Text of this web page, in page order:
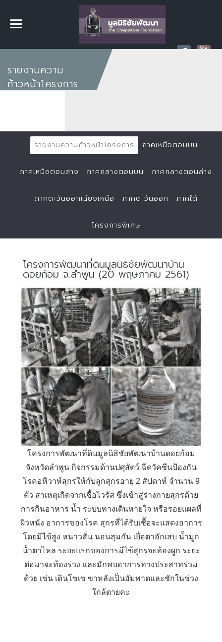
รายงานความ
ก้าวหน้าโครงการ
รายงานความก้าวหน้าโครงการ ภาคเหนือตอนบน
ภาคเหนือตอนล่าง ภาคกลางตอนบน ภาคกลางตอนล่าง
ภาคตะวันออกเฉียงเหนือ ภาคตะวันออก ภาคใต้
โครงการพิเศษ
โครงการพัฒนาที่ดินมูลนิธิชัยพัฒนาบ้าน
ดอยก้อม จ.ลำพูน (20 พฤษภาคม 2561)
โครงการพัฒนาที่ดินมูลนิธิชัยพัฒนาบ้านดอยก้อม
จังหวัดลำพูน กิจกรรมด้านปศุสัตว์ ฉีดวัคซีนป้องกัน
โรคอหิวาห์สุกรให้กับลูกสุกรอายุ 2 สัปดาห์ จำนวน 9
ตัว สาเหตุเกิดจากเชื้อไวรัส ซึ่งเข้าสู่ร่างกายสุกรด้วย
การกินอาหาร น้ำ ระบบทางเดินหายใจ หรือรอยแผลที่
ผิวหนัง อาการของโรค สุกรที่ได้รับเชื้อจะแสดงอาการ
โดยมีไข้สูง หนาวสั่น นอนสุมกัน เยื่อตาอักเสบ น้ำมูก
น้ำตาไหล ระยะแรกของการมีไข้สุกรจะท้องผูก ระยะ
ต่อมาจะท้องร่วง และมักพบอาการทางประสาทร่วม
ด้วย เช่น เดินโซเซ ขาหลังเป็นอัมพาตและชักในช่วง
ใกล้ตายคะ